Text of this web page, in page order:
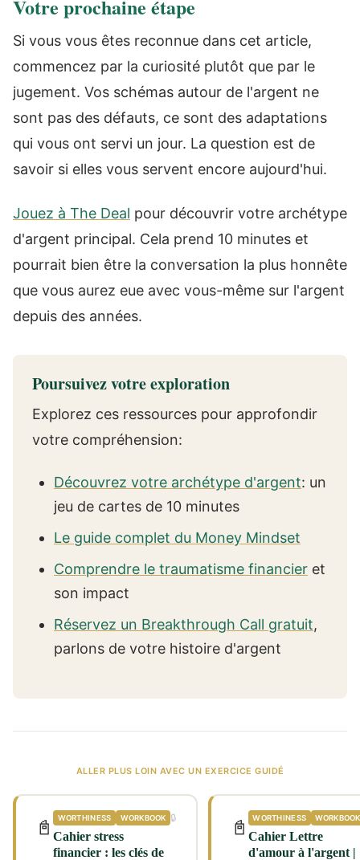
Votre prochaine étape
Si vous vous êtes reconnue dans cet article,
commencez par la curiosité plutôt que par le
jugement. Vos schémas autour de l'argent ne
sont pas des défauts, ce sont des adaptations
qui vous ont servi un jour. La question est de
savoir si elles vous servent encore aujourd'hui.
Jouez à The Deal pour découvrir votre archétype
d'argent principal. Cela prend 10 minutes et
pourrait bien être la conversation la plus honnête
que vous aurez eue avec vous-même sur l'argent
depuis des années.
Poursuivez votre exploration
Explorez ces ressources pour approfondir
votre compréhension:
Découvrez votre archétype d'argent: un
jeu de cartes de 10 minutes
Le guide complet du Money Mindset
Comprendre le traumatisme financier et
son impact
Réservez un Breakthrough Call gratuit,
parlons de votre histoire d'argent
ALLER PLUS LOIN AVEC UN EXERCICE GUIDÉ
📓 WORTHINESS WORKBOOK
Cahier stress
financier : les clés de
🔒 📓 WORTHINESS
Cahier Lettre
d'amour à l'argent |